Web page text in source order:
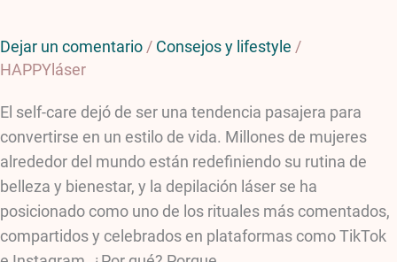
Dejar un comentario / Consejos y lifestyle /
HAPPYláser
El self-care dejó de ser una tendencia pasajera para
convertirse en un estilo de vida. Millones de mujeres
alrededor del mundo están redefiniendo su rutina de
belleza y bienestar, y la depilación láser se ha
posicionado como uno de los rituales más comentados,
compartidos y celebrados en plataformas como TikTok